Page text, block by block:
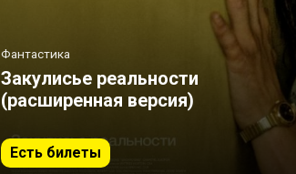
Фантастика
Закулисье реальности
(расширенная версия)
Есть билеты